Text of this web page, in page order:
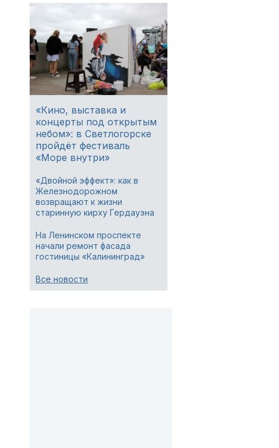
«Кино, выставка и
концерты под открытым
небом»: в Светлогорске
пройдёт фестиваль
«Море внутри»
«Двойной эффект»: как в
Железнодорожном
возвращают к жизни
старинную кирху Гердауэна
На Ленинском проспекте
начали ремонт фасада
гостиницы «Калининград»
Все новости